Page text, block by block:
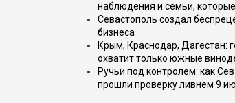
наблюдения и семьи,
Севастополь создал
бизнеса
Крым, Краснодар, Дагестан:
охватит только южные
Ручьи под контролем: как
прошли проверку ливнем 9